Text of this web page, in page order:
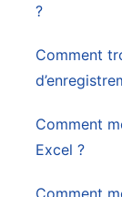
?
Comment
Comment
Excel ?
Comment